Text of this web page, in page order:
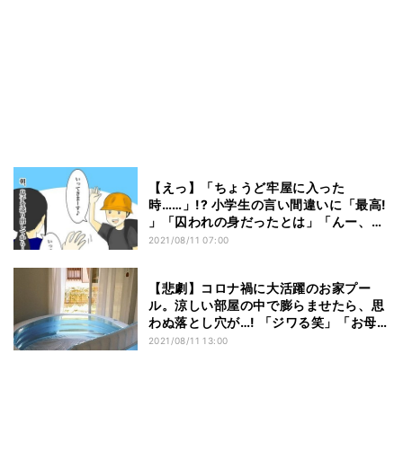
【えっ】「ちょうど牢屋に入った
時……」!? 小学生の言い間違いに「最高!
」「囚われの身だったとは」「んー、あ
る意味正解」の声 – 実際はどこに入っ
2021/08/11 07:00
【悲劇】コロナ禍に大活躍のお家プー
ル。涼しい部屋の中で膨らませたら、思
わぬ落とし穴が…! 「ジワる笑」「お母
ちゃん、ドンマイ」の声 - 打開策集まる
2021/08/11 13:00